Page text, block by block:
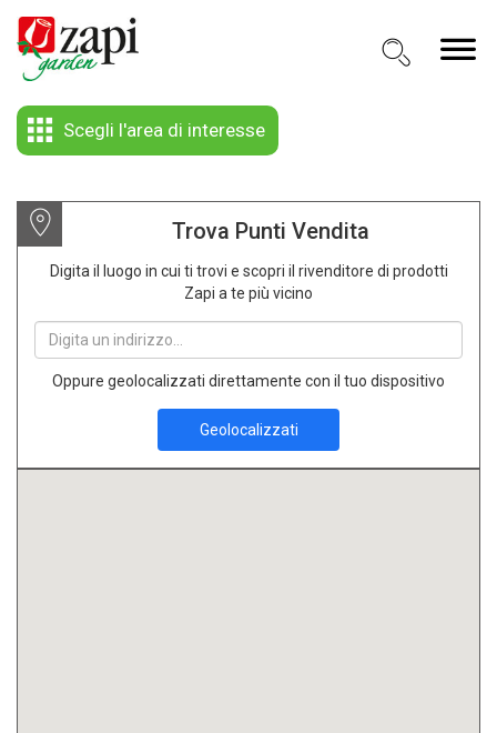
Scegli l'area di interesse
Trova Punti Vendita
Digita il luogo in cui ti trovi e scopri il rivenditore di prodotti
Zapi a te più vicino
Oppure geolocalizzati direttamente con il tuo dispositivo
Geolocalizzati